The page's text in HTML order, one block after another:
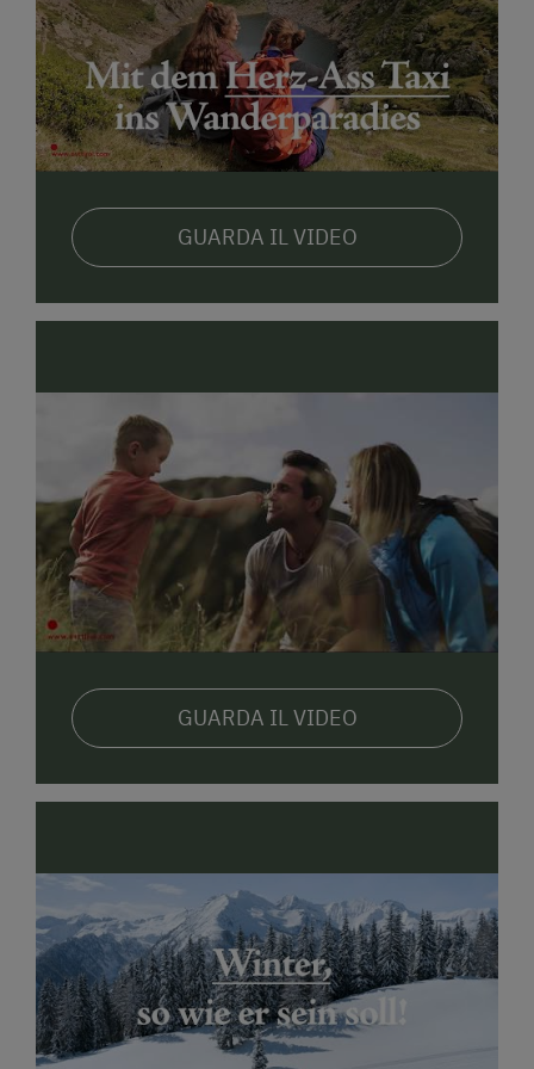
GUARDA IL VIDEO
GUARDA IL VIDEO